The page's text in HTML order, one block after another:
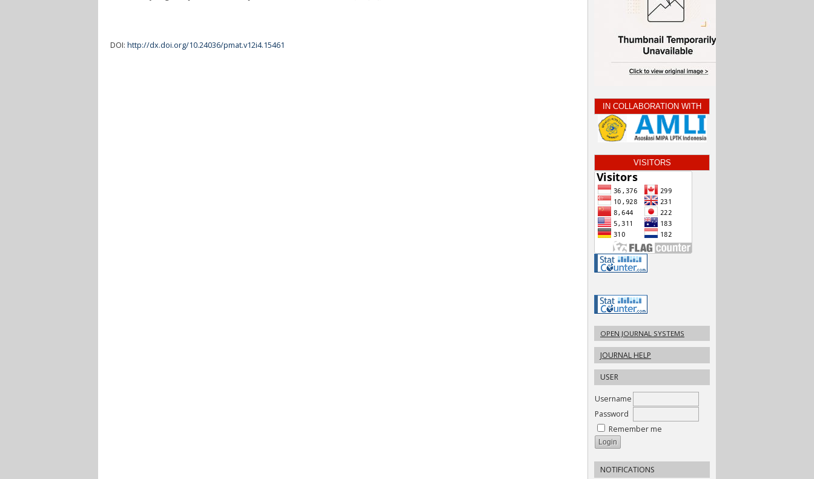
IN COLLABORATION WITH
VISITORS
OPEN JOURNAL SYSTEMS
JOURNAL HELP
USER
Username
Password
Remember me
NOTIFICATIONS
DOI: http://dx.doi.org/10.24036/pmat.v12i4.15461